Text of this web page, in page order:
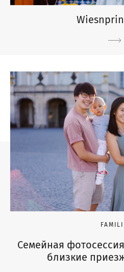
Семейная
близкие